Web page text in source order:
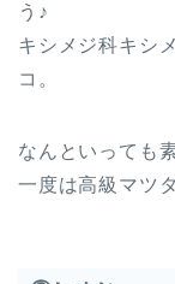
う♪
キシメジ科キシ
コ。
なんといっても
一度は高級マツ